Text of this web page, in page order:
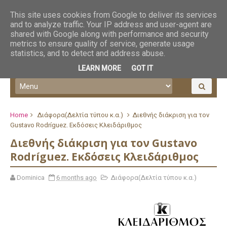
Home Διάφορα(Δελτία τύπου κ.α.)
Διεθνής διάκριση για τον
Gustavo Rodríguez. Εκδόσεις Κλειδάριθμος
Διεθνής διάκριση για τον Gustavo
Rodríguez. Εκδόσεις Κλειδάριθμος
Dominica 6 months ago Διάφορα(Δελτία τύπου κ.α.)
This site uses cookies from Google to deliver its services
and to analyze traffic. Your IP address and user-agent are
shared with Google along with performance and security
metrics to ensure quality of service, generate usage
statistics, and to detect and address abuse.
LEARN MORE GOT IT